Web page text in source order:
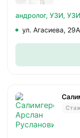
андролог, УЗИ,
ул. Агасиева, 29А